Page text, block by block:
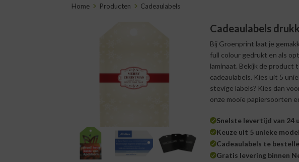
Home Producten Cadeaulabels
Cadeaulabels
Bij Groenprint laat je
full colour gedrukt en als
laminaat. Bekijk de product
cadeaulabels. Kies uit 5
stevige labels? Kies dan
onze mooie papiersoorten
Snelste levertijd van 24
Keuze uit 5 unieke
Cadeaulabels te
Gratis levering binnen